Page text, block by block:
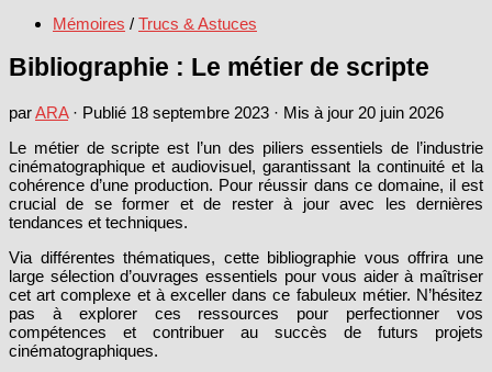
Mémoires / Trucs & Astuces
Bibliographie : Le métier de scripte
parARA · Publié 18 septembre 2023 · Mis à jour 20 juin 2026
Le métier de scripte est l’un des piliers essentiels de l’industrie
cinématographique et audiovisuel, garantissant la continuité et la
cohérence d’une production. Pour réussir dans ce domaine, il est
crucial de se former et de rester à jour avec les dernières
tendances et techniques.
Via différentes thématiques, cette bibliographie vous offrira une
large sélection d’ouvrages essentiels pour vous aider à maîtriser
cet art complexe et à exceller dans ce fabuleux métier. N’hésitez
pas à explorer ces ressources pour perfectionner vos
compétences et contribuer au succès de futurs projets
cinématographiques.